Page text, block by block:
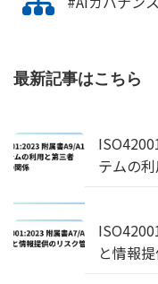
最新記事はこちら
テムの
と情報